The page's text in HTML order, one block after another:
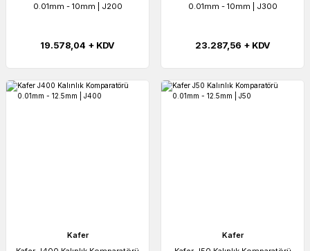
0.01mm - 10mm | J200
19.578,04 + KDV
0.01mm - 10mm | J300
23.287,56 + KDV
Kafer
Kafer